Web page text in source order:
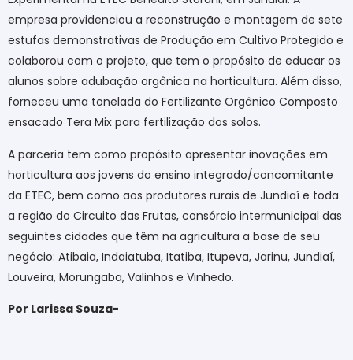
empresa providenciou a reconstrução e montagem de sete
estufas demonstrativas de Produção em Cultivo Protegido e
colaborou com o projeto, que tem o propósito de educar os
alunos sobre adubação orgânica na horticultura. Além disso,
forneceu uma tonelada do Fertilizante Orgânico Composto
ensacado Tera Mix para fertilização dos solos.
A parceria tem como propósito apresentar inovações em
horticultura aos jovens do ensino integrado/concomitante
da ETEC, bem como aos produtores rurais de Jundiaí e toda
a região do Circuito das Frutas, consórcio intermunicipal das
seguintes cidades que têm na agricultura a base de seu
negócio: Atibaia, Indaiatuba, Itatiba, Itupeva, Jarinu, Jundiaí,
Louveira, Morungaba, Valinhos e Vinhedo.
Por Larissa Souza-